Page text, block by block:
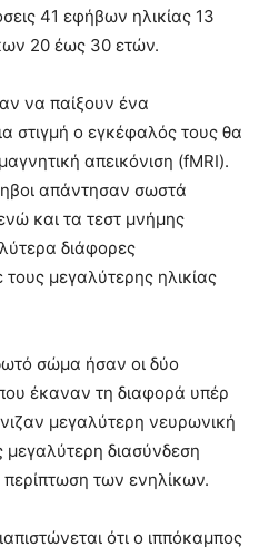
41 εφήβων ηλικίας 13
20 έως 30 ετών.
να παίξουν ένα
στιγμή ο εγκέφαλός τους θα
απεικόνιση (fMRI).
απάντησαν σωστά
και τα τεστ μνήμης
διάφορες
μεγαλύτερης ηλικίας
σώμα ήσαν οι δύο
έκαναν τη διαφορά υπέρ
μεγαλύτερη νευρωνική
μεγαλύτερη διασύνδεση
των ενηλίκων.
ότι ο ιππόκαμπος